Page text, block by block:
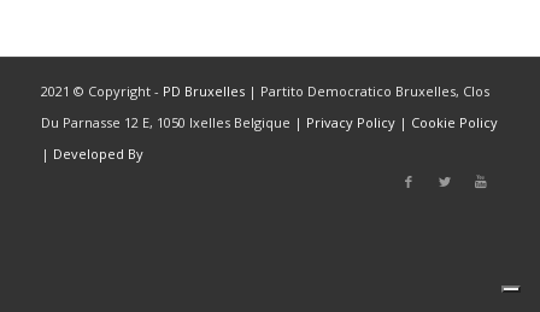
2021 © Copyright - PD Bruxelles| Partito Democratico Bruxelles, Clos
Du Parnasse 12 E, 1050 Ixelles Belgique | Privacy Policy| Cookie Policy
| Developed By